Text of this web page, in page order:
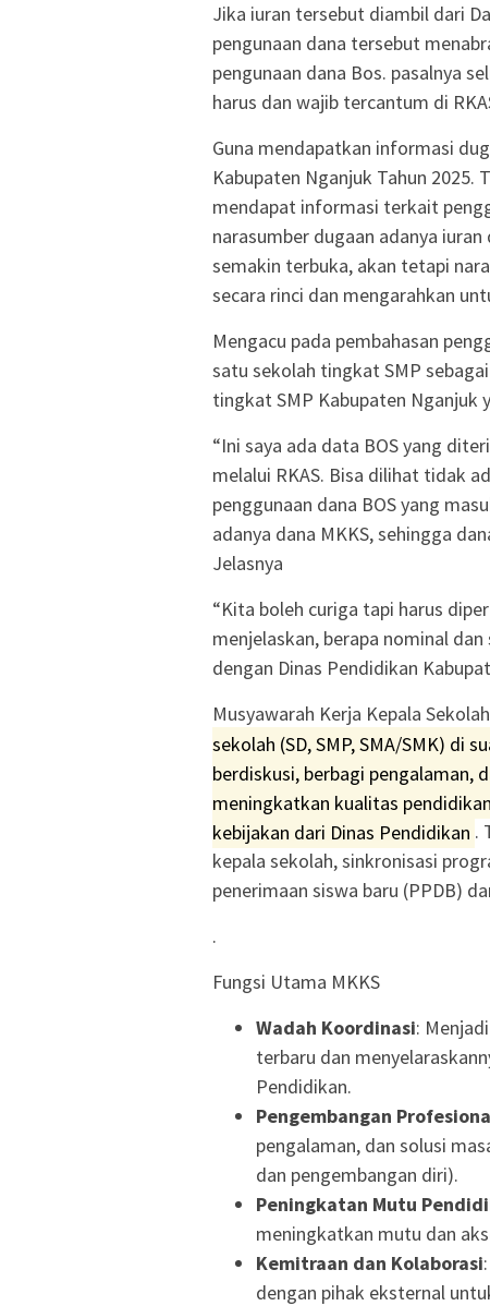
Jika iuran tersebut diambil dari
pengunaan dana tersebut
pengunaan dana Bos. pasalnya
harus dan wajib tercantum di
Guna mendapatkan informasi
Kabupaten Nganjuk Tahun 2025.
mendapat informasi terkait
narasumber dugaan adanya
semakin terbuka, akan tetapi
secara rinci dan mengarahkan
Mengacu pada pembahasan
satu sekolah tingkat SMP
tingkat SMP Kabupaten Nganjuk
“Ini saya ada data BOS yang
melalui RKAS. Bisa dilihat tidak
penggunaan dana BOS yang
adanya dana MKKS, sehingga
Jelasnya
“Kita boleh curiga tapi harus
menjelaskan, berapa nominal
dengan Dinas Pendidikan
Musyawarah Kerja Kepala
sekolah (SD, SMP, SMA/SMK) di
berdiskusi, berbagi pengalaman,
meningkatkan kualitas
kebijakan dari Dinas Pendidikan .
kepala sekolah, sinkronisasi
penerimaan siswa baru (PPDB)
.
Fungsi Utama MKKS
Wadah Koordinasi:
terbaru dan
Pendidikan.
Pengembangan
pengalaman, dan solusi
dan pengembangan diri).
Peningkatan Mutu
meningkatkan mutu dan
Kemitraan dan Kolaborasi
dengan pihak eksternal